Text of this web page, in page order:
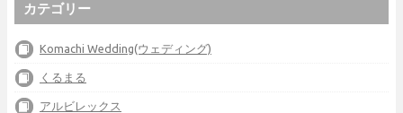
カテゴリー
Komachi Wedding(ウェディング)
くるまる
アルビレックス